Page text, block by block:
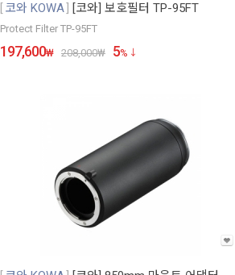
코와 KOWA [코와] 보호필터 TP-95FT
Protect Filter TP-95FT
197,600₩ 208,000₩ 5%